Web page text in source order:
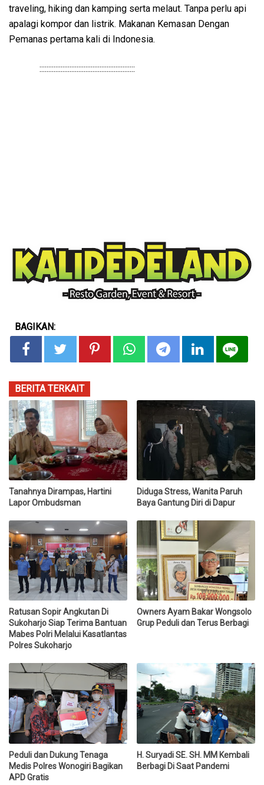
traveling, hiking dan kamping serta melaut. Tanpa perlu api
apalagi kompor dan listrik. Makanan Kemasan Dengan
Pemanas pertama kali di Indonesia.
::::::::::::::::::::::::::::::::::::::::::::::::::::::
BAGIKAN:
BERITA TERKAIT
Tanahnya Dirampas, Hartini
Lapor Ombudsman
Diduga Stress, Wanita Paruh
Baya Gantung Diri di Dapur
Ratusan Sopir Angkutan Di
Sukoharjo Siap Terima Bantuan
Mabes Polri Melalui Kasatlantas
Polres Sukoharjo
Owners Ayam Bakar Wongsolo
Grup Peduli dan Terus Berbagi
Peduli dan Dukung Tenaga
Medis Polres Wonogiri Bagikan
APD Gratis
H. Suryadi SE. SH. MM Kembali
Berbagi Di Saat Pandemi